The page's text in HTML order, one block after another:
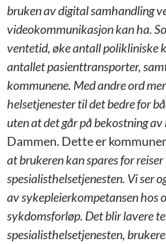
bruken av digital samhandling
videokommunikasjon kan ha.
ventetid, øke antall polikliniske
antallet pasienttransporter,
kommunene. Med andre ord
helsetjenester til det bedre for
uten at det går på bekostning
Dammen. Dette er
at brukeren kan spares for
spesialisthelsetjenesten. Vi ser
av sykepleierkompetansen hos
sykdomsforløp. Det blir lavere
spesialisthelsetjenesten,